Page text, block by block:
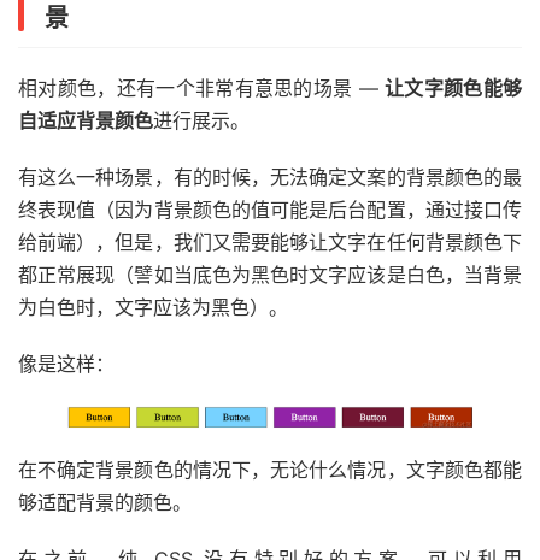
景
相对颜色，还有一个非常有意思的场景 —让文字颜色能够
自适应背景颜色进行展示。
有这么一种场景，有的时候，无法确定文案的背景颜色的最
终表现值（因为背景颜色的值可能是后台配置，通过接口传
给前端），但是，我们又需要能够让文字在任何背景颜色下
都正常展现（譬如当底色为黑色时文字应该是白色，当背景
为白色时，文字应该为黑色）。
像是这样：
在不确定背景颜色的情况下，无论什么情况，文字颜色都能
够适配背景的颜色。